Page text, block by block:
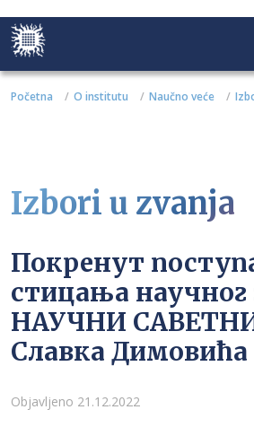
Početna O institutu Naučno veće
Izbori u zvanja
Покренут
стицања научног
НАУЧНИ
Славка Димовића
Detalji
Objavljeno 21.12.2022